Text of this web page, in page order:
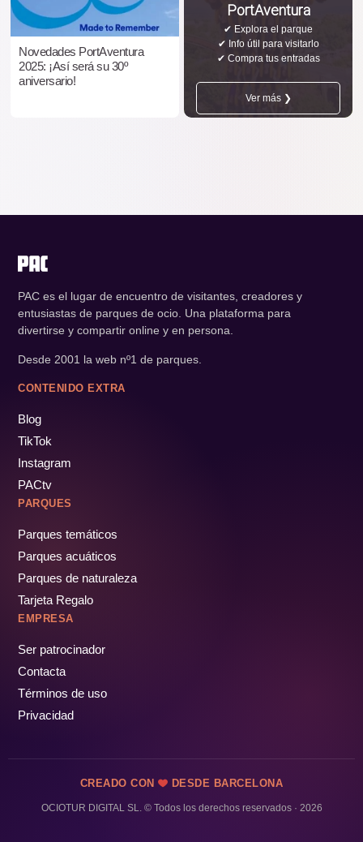
Novedades PortAventura
2025: ¡Así será su 30º
aniversario!
PortAventura
✔ Explora el parque
✔ Info útil para visitarlo
✔ Compra tus entradas
Ver más ❯
PAC es el lugar de encuentro de visitantes, creadores y
entusiastas de parques de ocio. Una plataforma para
divertirse y compartir online y en persona.
Desde 2001 la web nº1 de parques.
CONTENIDO EXTRA
Blog
TikTok
Instagram
PACtv
PARQUES
Parques temáticos
Parques acuáticos
Parques de naturaleza
Tarjeta Regalo
EMPRESA
Ser patrocinador
Contacta
Términos de uso
Privacidad
CREADO CON DESDE BARCELONA
OCIOTUR DIGITAL SL. © Todos los derechos reservados · 2026